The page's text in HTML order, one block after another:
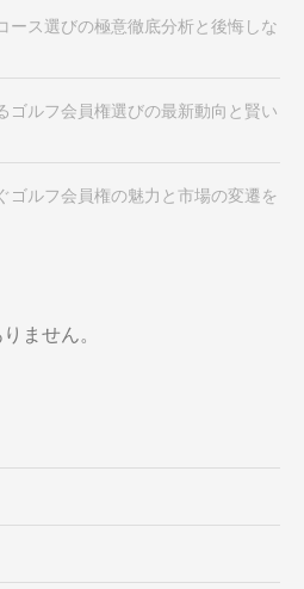
ース選びの極意徹底分析と後悔しな
ゴルフ会員権選びの最新動向と賢い
ゴルフ会員権の魅力と市場の変遷を
ません。